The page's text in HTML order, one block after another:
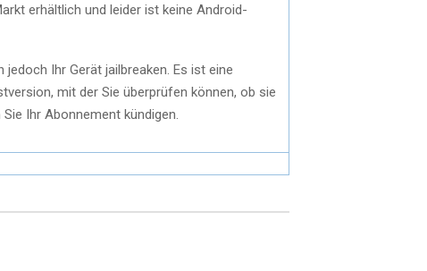
erhältlich und leider ist keine Android-
Ihr Gerät jailbreaken. Es ist eine
mit der Sie überprüfen können, ob sie
Ihr Abonnement kündigen.